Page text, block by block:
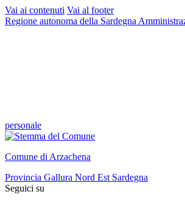
Vai ai contenuti Vai al footer
Regione autonoma della Sardegna
personale
Comune di Arzachena
Provincia Gallura Nord Est Sardegna
Seguici su